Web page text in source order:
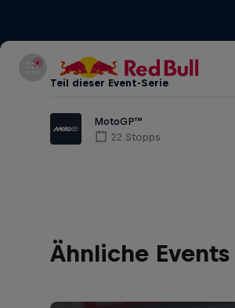
Teil dieser Event-Serie
MotoGP™
22 Stopps
Ähnliche Events